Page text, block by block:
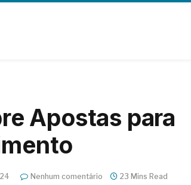
Apostas para
Nenhum comentário 23 Mins Read